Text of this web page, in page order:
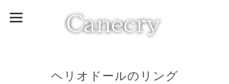
ヘリオドールのリング